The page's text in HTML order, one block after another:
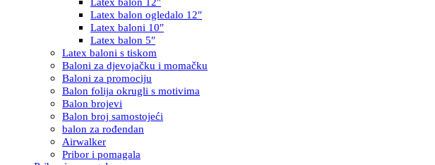
Latex balon ogledalo 12″
Latex baloni 10″
Latex balon 5″
Latex baloni s tiskom
Baloni za djevojačku i momačku
Baloni za promociju
Balon folija okrugli s motivima
Balon brojevi
Balon broj samostojeći
balon za rođendan
Airwalker
Pribor i pomagala